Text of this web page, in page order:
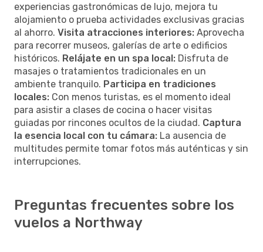
experiencias gastronómicas de lujo, mejora tu
alojamiento o prueba actividades exclusivas gracias
al ahorro. Visita atracciones interiores: Aprovecha
para recorrer museos, galerías de arte o edificios
históricos. Relájate en un spa local: Disfruta de
masajes o tratamientos tradicionales en un
ambiente tranquilo. Participa en tradiciones
locales: Con menos turistas, es el momento ideal
para asistir a clases de cocina o hacer visitas
guiadas por rincones ocultos de la ciudad. Captura
la esencia local con tu cámara: La ausencia de
multitudes permite tomar fotos más auténticas y sin
interrupciones.
Preguntas frecuentes sobre los
vuelos a Northway